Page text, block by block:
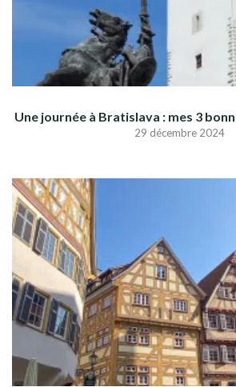
Une journée à Bratislava : mes 3
29 décembre 2024